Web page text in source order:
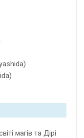
магів та Дірі